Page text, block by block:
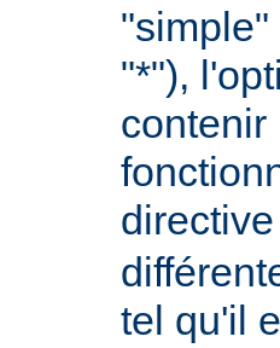
"*"),
contenir
directive
tel qu'il